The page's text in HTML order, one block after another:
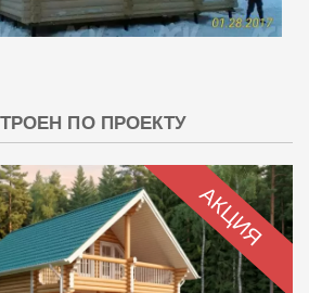
ПО ПРОЕКТУ
АКЦИЯ